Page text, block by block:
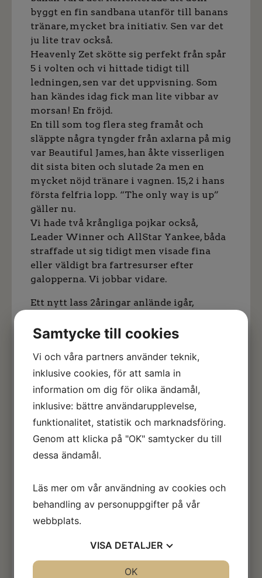
byggt en fin sandbana utanför till banans
tränare, mycket bra initiativ. Sen var det
ju lite trav också.
Heavenly Zet skötte sig perfekt från spår
5 i volten och vi hittade tidigt till
ledningen, sen var det uppvisning. Som
han kändes idag fick man lite vibbar av
morsan! En fröjd.
En till som tog flera steg framåt och
släppte några tyngder från axlarna på mig
var Beautiful James, han åkte visserligen
dit sista biten och slutade 2a men en
mycket nöjd tränare i vagnen. 15,2 i hans
första felfria lopp. “The only way is up”
gäller nu.
Vi hade två krångliga pojkar också,
Leader Winner och AllStar Yankee, båda
straffade ut sig tidigt men visade fina
eller väldigt bra fartresurser efter
galopperna. Vi jobbar vidare.
Ett nytt lass 2åringar anlände igår,
imorgon. Jet Zet och Jerome Zet är jag
riktigt nyfiken på.
Bollnäs och Kalmar imorgon, resor och
åter resor. Men med ett starkt team i
ryggen så funkar det.
Grävaren mår bra, den fick ett gäng
slangar bytta, och klarade några timmar
innan nästa lampa lös…. Men världens
bästa meck är redan på det. Ni kan vara
Göran ” Valpen” Frank rattar bilen hem
från Rättvik och jag tror han ställt in
siktet mot Lappens i Hedemora…. Ni som
Samtycke till cookies
Vi och våra partners använder teknik,
inklusive cookies, för att samla in
information om dig för olika ändamål,
inklusive: bättre användarupplevelse,
funktionalitet, statistik och marknadsföring.
Genom att klicka på "OK" samtycker du till
dessa ändamål.
Läs mer om vår användning av cookies och
behandling av personuppgifter på vår
webbplats.
VISA DETALJER
OK